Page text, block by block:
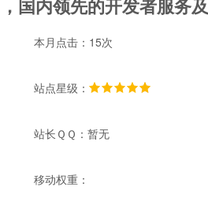
国内领先的开发者服务
本月点击：15次
站点星级：
站长ＱＱ：暂无
移动权重：